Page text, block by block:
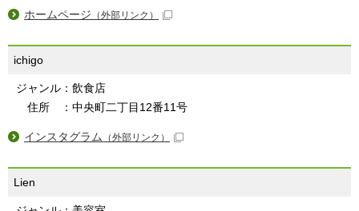
ホームページ （外部リンク）
ichigo
ジャンル：飲食店
住所 ：中央町二丁目12番11号
インスタグラム （外部リンク）
Lien